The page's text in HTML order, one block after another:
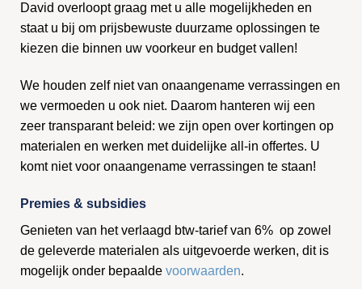
David overloopt graag met u alle mogelijkheden en
staat u bij om prijsbewuste duurzame oplossingen te
kiezen die binnen uw voorkeur en budget vallen!
We houden zelf niet van onaangename verrassingen en
we vermoeden u ook niet. Daarom hanteren wij een
zeer transparant beleid: we zijn open over kortingen op
materialen en werken met duidelijke all-in offertes. U
komt niet voor onaangename verrassingen te staan!
Premies & subsidies
Genieten van het verlaagd btw-tarief van 6% op zowel
de geleverde materialen als uitgevoerde werken, dit is
mogelijk onder bepaalde voorwaarden.